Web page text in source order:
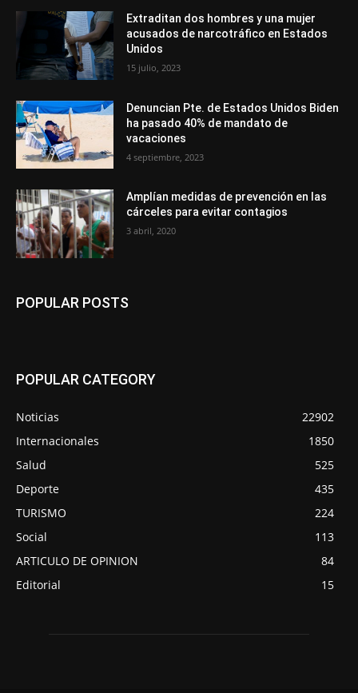
Extraditan dos hombres y una mujer
acusados de narcotráfico en Estados
Unidos
15 julio, 2023
Denuncian Pte. de Estados Unidos Biden
ha pasado 40% de mandato de
vacaciones
4 septiembre, 2023
Amplían medidas de prevención en las
cárceles para evitar contagios
3 abril, 2020
POPULAR POSTS
POPULAR CATEGORY
Noticias
22902
Internacionales
1850
Salud
525
Deporte
435
TURISMO
224
Social
113
ARTICULO DE OPINION
84
Editorial
15